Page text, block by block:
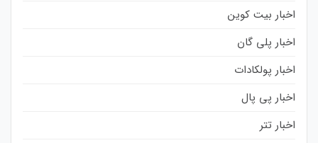
اخبار بیت کوین
اخبار پلی گان
اخبار پولکادات
اخبار پی پال
اخبار تتر